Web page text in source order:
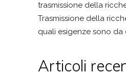
trasmissione della
Trasmissione della
quali esigenze sono da
Articoli